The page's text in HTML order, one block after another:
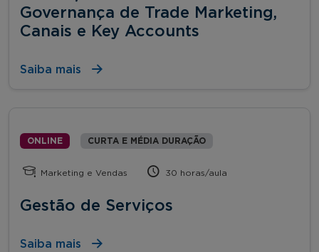
Governança de Trade Marketing,
Canais e Key Accounts
Saiba mais
ONLINE CURTA E MÉDIA DURAÇÃO
Marketing e Vendas 30 horas/aula
Gestão de Serviços
Saiba mais